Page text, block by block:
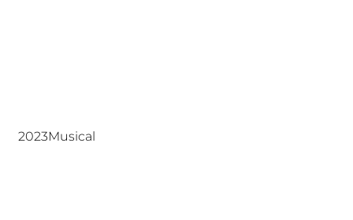
2023Musical